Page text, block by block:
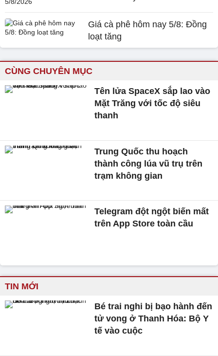
Giá cà phê hôm nay 5/8: Đồng
loạt tăng
CÙNG CHUYÊN MỤC
Tên lửa SpaceX sắp lao vào
Mặt Trăng với tốc độ siêu
thanh
Trung Quốc thu hoạch
thành công lúa vũ trụ trên
trạm không gian
Telegram đột ngột biến mất
trên App Store toàn cầu
TIN MỚI
Bé trai nghi bị bạo hành đến
tử vong ở Thanh Hóa: Bộ Y
tế vào cuộc